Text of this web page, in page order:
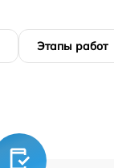
Этапы работ